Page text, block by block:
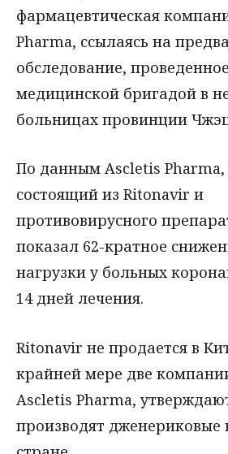
фармацевтическая
Pharma, ссылаясь на
обследование,
медицинской бригадой в
больницах провинции
По данным Ascletis Pharma,
состоящий из Ritonavir и
противовирусного
показал 62-кратное
нагрузки у больных
14 дней лечения.
Ritonavir не продается в
крайней мере две
Ascletis Pharma,
производят дженериковые